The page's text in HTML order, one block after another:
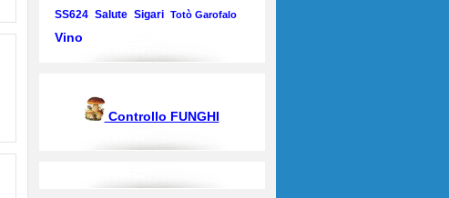
SS624 Salute Sigari Totò Garofalo
Vino
Controllo FUNGHI